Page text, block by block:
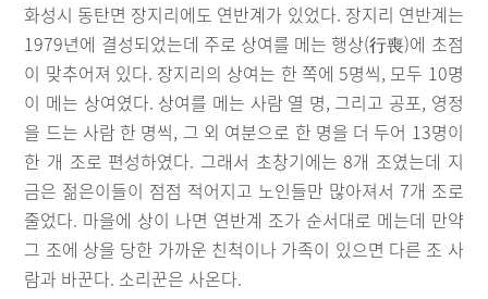
화성시 동탄면 장지리에도 연반계가 있었다. 장지리 연반계는
1979년에 결성되었는데 주로 상여를 메는 행상(行喪)에 초점
이 맞추어져 있다. 장지리의 상여는 한 쪽에 5명씩, 모두 10명
이 메는 상여였다. 상여를 메는 사람 열 명, 그리고 공포, 영정
을 드는 사람 한 명씩, 그 외 여분으로 한 명을 더 두어 13명이
한 개 조로 편성하였다. 그래서 초창기에는 8개 조였는데 지
금은 젊은이들이 점점 적어지고 노인들만 많아져서 7개 조로
줄었다. 마을에 상이 나면 연반계 조가 순서대로 메는데 만약
그 조에 상을 당한 가까운 친척이나 가족이 있으면 다른 조 사
람과 바꾼다. 소리꾼은 사온다.